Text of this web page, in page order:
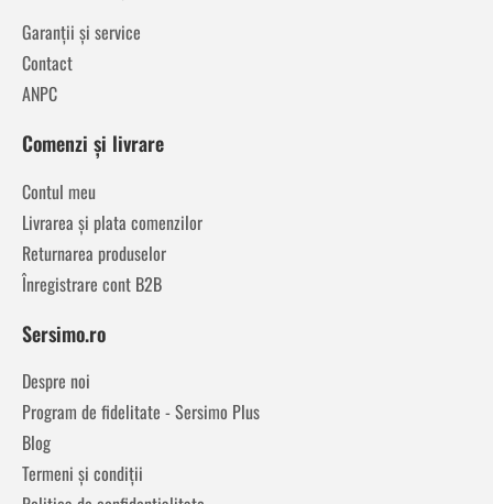
Garanții și service
Contact
ANPC
Comenzi și livrare
Contul meu
Livrarea și plata comenzilor
Returnarea produselor
Înregistrare cont B2B
Sersimo.ro
Despre noi
Program de fidelitate - Sersimo Plus
Blog
Termeni și condiții